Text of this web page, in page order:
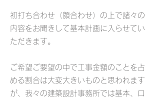
​初打ち合わせ（顔合わせ）の上で諸々の
内容をお聞きして基本計画に入らせてい
ただきます。
ご希望ご要望の中で工事金額のことを占
める割合は大変大きいものと思われます
が、我々の建築設計事務所では基本、ロ